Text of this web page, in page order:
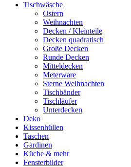
Tischwäsche
Ostern
Weihnachten
Decken / Kleinteile
Decken quadratisch
Große Decken
Runde Decken
Mitteldecken
Meterware
Sterne Weihnachten
Tischbänder
Tischläufer
Unterdecken
Deko
Kissenhüllen
Taschen
Gardinen
Küche & mehr
Fensterbilder